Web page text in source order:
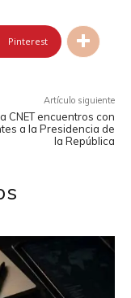
Pinterest
Artículo siguiente
CNET encuentros con
a la Presidencia de
la República